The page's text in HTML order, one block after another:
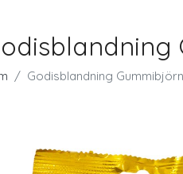
Godisblandning